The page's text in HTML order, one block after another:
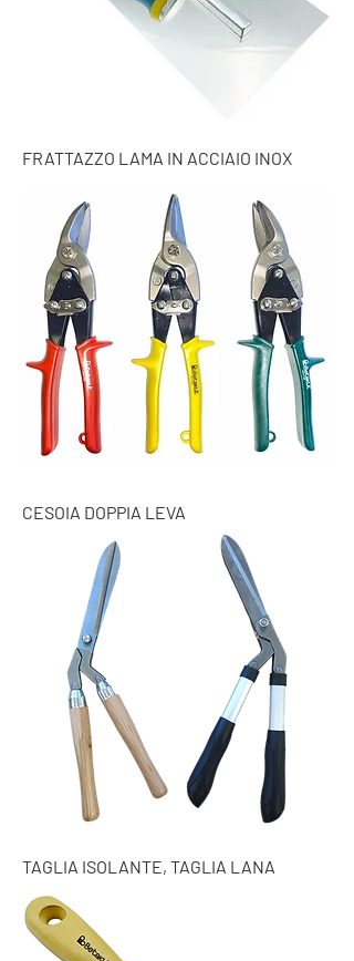
FRATTAZZO LAMA IN ACCIAIO INOX
CESOIA DOPPIA LEVA
TAGLIA ISOLANTE, TAGLIA LANA